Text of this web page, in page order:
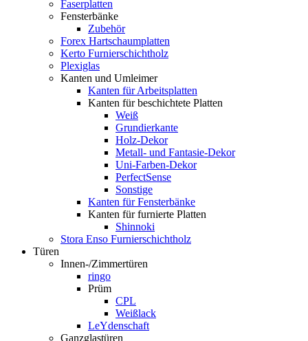
Faserplatten
Fensterbänke
Zubehör
Forex Hartschaumplatten
Kerto Furnierschichtholz
Plexiglas
Kanten und Umleimer
Kanten für Arbeitsplatten
Kanten für beschichtete Platten
Weiß
Grundierkante
Holz-Dekor
Metall- und Fantasie-Dekor
Uni-Farben-Dekor
PerfectSense
Sonstige
Kanten für Fensterbänke
Kanten für furnierte Platten
Shinnoki
Stora Enso Furnierschichtholz
Türen
Innen-/Zimmertüren
ringo
Prüm
CPL
Weißlack
LeYdenschaft
Ganzglastüren